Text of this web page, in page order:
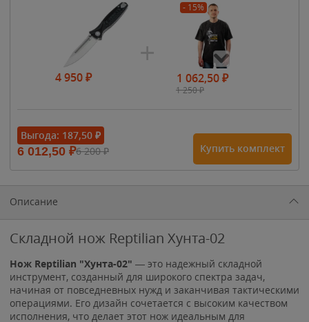
4 950₽
- 15%
1 062,50₽
1 250₽
1 615₽
1 900₽1 900₽
Выгода: 187,50 ₽
6 012,50 ₽6 200₽ Купить комплект
Описание
Складной нож Reptilian Хунта-02
Нож Reptilian "Хунта-02" — это надежный складной
инструмент, созданный для широкого спектра задач,
начиная от повседневных нужд и заканчивая тактическими
операциями. Его дизайн сочетается с высоким качеством
исполнения, что делает этот нож идеальным для